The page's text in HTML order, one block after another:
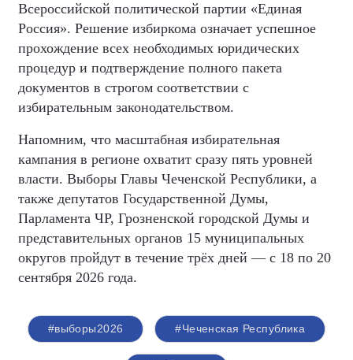
Всероссийской политической партии «Единая
Россия». Решение избиркома означает успешное
прохождение всех необходимых юридических
процедур и подтверждение полного пакета
документов в строгом соответствии с
избирательным законодательством.
Напомним, что масштабная избирательная
кампания в регионе охватит сразу пять уровней
власти. Выборы Главы Чеченской Республики, а
также депутатов Государственной Думы,
Парламента ЧР, Грозненской городской Думы и
представительных органов 15 муниципальных
округов пройдут в течение трёх дней — с 18 по 20
сентября 2026 года.
#выборы2026 #Чеченская Республика